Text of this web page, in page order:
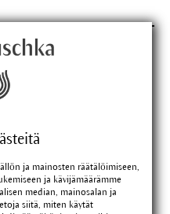
ja mainosten räätälöimiseen,
ja kävijämäärämme
median, mainosalan ja
siitä, miten käytät